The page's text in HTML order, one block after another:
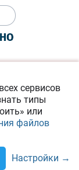
Укр Рус
сервисов
типы
или
файлов
Настройки →